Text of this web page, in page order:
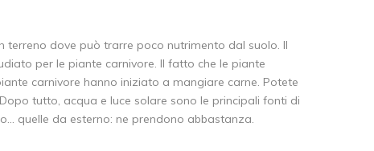
dove può trarre poco nutrimento dal suolo. Il
per le piante carnivore. Il fatto che le piante
carnivore hanno iniziato a mangiare carne. Potete
tutto, acqua e luce solare sono le principali fonti di
quelle da esterno: ne prendono abbastanza.